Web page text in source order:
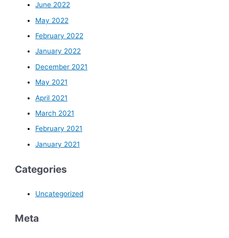
June 2022
May 2022
February 2022
January 2022
December 2021
May 2021
April 2021
March 2021
February 2021
January 2021
Categories
Uncategorized
Meta